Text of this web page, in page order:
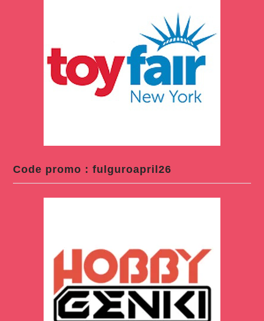
Code promo : fulguroapril26